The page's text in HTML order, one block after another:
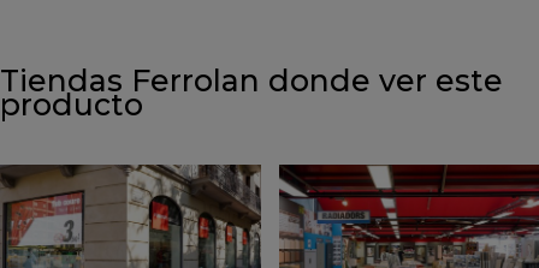
Tiendas Ferrolan donde ver este
producto